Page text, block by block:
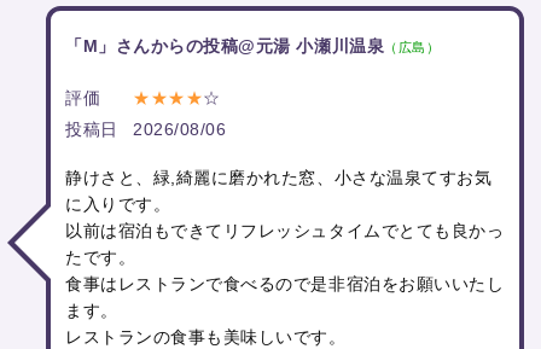
「M」さんからの投稿@元湯 小瀬川温泉 （広島）
評価 ★★★★☆
投稿日
2026/08/06
静けさと、緑,綺麗に磨かれた窓、小さな温泉てすお気
に入りです。
以前は宿泊もできてリフレッシュタイムでとても良かっ
たです。
食事はレストランで食べるので是非宿泊をお願いいたし
ます。
レストランの食事も美味しいです。